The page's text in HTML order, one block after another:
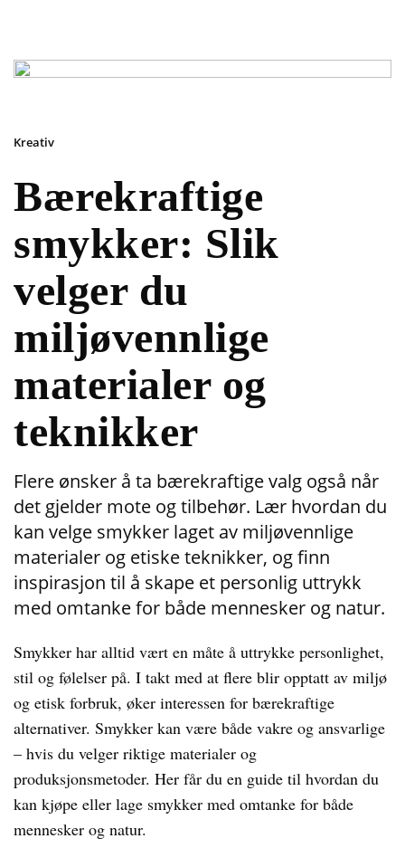
Bærekraftige
smykker: Slik
velger du
miljøvennlige
materialer og
teknikker
Kreativ
Flere ønsker å ta bærekraftige valg også når
det gjelder mote og tilbehør. Lær hvordan du
kan velge smykker laget av miljøvennlige
materialer og etiske teknikker, og finn
inspirasjon til å skape et personlig uttrykk
med omtanke for både mennesker og natur.
Smykker har alltid vært en måte å uttrykke personlighet,
stil og følelser på. I takt med at flere blir opptatt av miljø
og etisk forbruk, øker interessen for bærekraftige
alternativer. Smykker kan være både vakre og ansvarlige
– hvis du velger riktige materialer og
produksjonsmetoder. Her får du en guide til hvordan du
kan kjøpe eller lage smykker med omtanke for både
mennesker og natur.